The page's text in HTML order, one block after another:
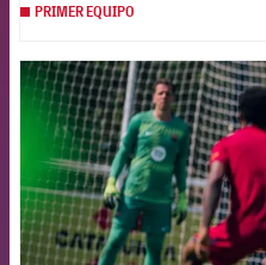
PRIMER EQUIPO